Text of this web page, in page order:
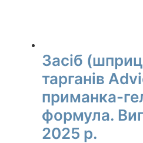
Засіб
тарганів
приманка-
формула.
2025 р.